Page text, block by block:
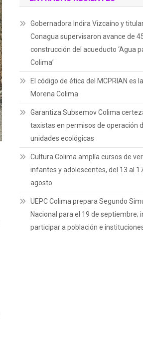
Gobernadora Indira Vizcaíno y
Conagua supervisaron avance de
construcción del acueducto ‘Agua
Colima’
El código de ética del MCPRIAN es
Morena Colima
Garantiza Subsemov Colima
taxistas en permisos de operación
unidades ecológicas
Cultura Colima amplía cursos de
infantes y adolescentes, del 13 al
agosto
UEPC Colima prepara Segundo
Nacional para el 19 de septiembre;
participar a población e